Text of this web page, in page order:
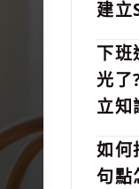
建立
下班
光了
立知
如何
句點